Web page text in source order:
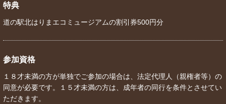
特典
道の駅北はりまエコミュージアムの割引券500円分
参加資格
１８才未満の方が単独でご参加の場合は、法定代理人（親権者等）の
同意が必要です。１５才未満の方は、成年者の同行を条件とさせてい
ただきます。